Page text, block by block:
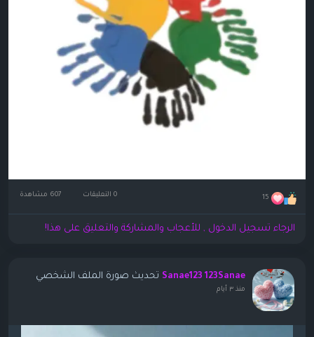
15 0 التعليقات
الرجاء تسجيل الدخول , للأعجاب والمشاركة والتعليق على هذا!
Sanae123 123Sanae تحديث صورة الملف الشخصي
منذ ٣ أيام